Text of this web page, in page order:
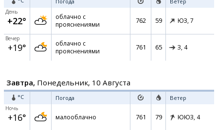
День
+22°
облачно с
прояснениями
762 59 ЮЗ, 7
Вечер
+19°
облачно с
прояснениями
761 65 З, 4
Завтра, Понедельник, 10 Августа
°C Погода Ветер
Ночь
+16° малооблачно 761 79 ЮЮЗ, 4